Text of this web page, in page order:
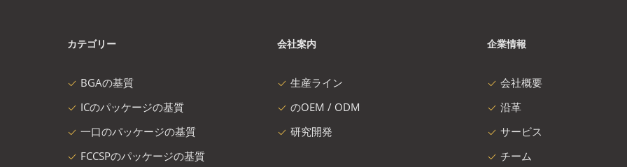
カテゴリー
BGAの基質
ICのパッケージの基質
一口のパッケージの基質
FCCSPのパッケージの基質
会社案内
生産ライン
のOEM / ODM
研究開発
企業情報
会社概要
沿革
サービス
チーム